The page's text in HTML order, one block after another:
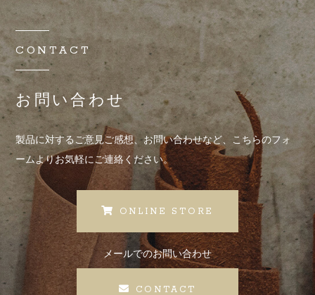
の方法、ご利用環境、郵便番号や性別、職
業、年齢、ユーザーのIPアドレス、クッキ
ー情報、位置情報、端末の個体識別情報な
どを指します。
第2条（プライバシー情報の収集方法）
当工房は、ユーザーが利用登録をする際に
氏名、生年月日、住所、電話番号、メール
アドレス、銀行口座番号、クレジットカー
ド番号、運転免許証番号などの個人情報を
お尋ねすることがあります。また、ユーザ
ーと提携先などとの間でなされたユーザー
の個人情報を含む取引記録や、決済に関す
る情報を当工房の提携先（情報提供元、広
告主、広告配信先などを含みます。以下、
｢提携先｣といいます。）などから収集する
ことがあります。
当工房は、ユーザーについて、利用したサ
CONTACT
お問い合わせ
製品に対するご意見ご感想、お問い合わせなど、
こちらのフォ
ームよりお気軽にご連絡ください。
ONLINE STORE
メールでのお問い合わせ
CONTACT